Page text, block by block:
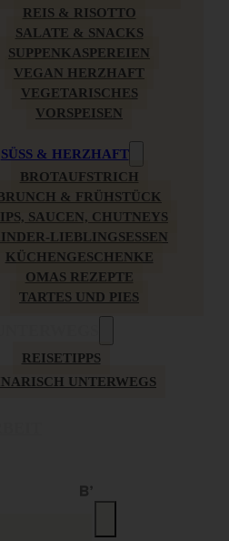
REIS & RISOTTO
SALATE & SNACKS
SUPPENKASPEREIEN
VEGAN HERZHAFT
VEGETARISCHES
VORSPEISEN
SÜSS & HERZHAFT
BROTAUFSTRICH
& FRÜHSTÜCK
SAUCEN, CHUTNEYS
LIEBLINGSESSEN
KÜCHENGESCHENKE
OMAS REZEPTE
TARTES UND PIES
REISETIPPS
UNTERWEGS